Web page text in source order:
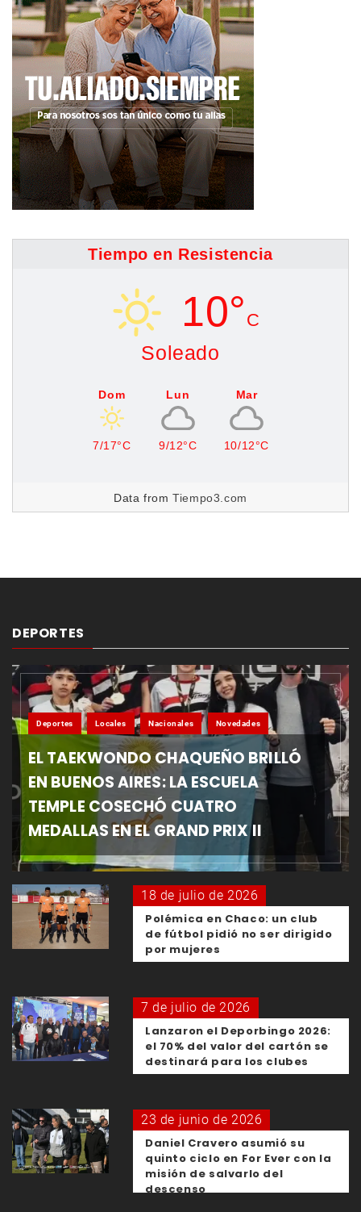
Tiempo en Resistencia
10° C
Soleado
Dom
7/17°C
Lun
9/12°C
Mar
10/12°C
Data fromTiempo3.com
DEPORTES
Deportes Locales Nacionales Novedades
EL TAEKWONDO CHAQUEÑO BRILLÓ
EN BUENOS AIRES: LA ESCUELA
TEMPLE COSECHÓ CUATRO
MEDALLAS EN EL GRAND PRIX II
18 de julio de 2026
Polémica en Chaco: un club
de fútbol pidió no ser dirigido
por mujeres
7 de julio de 2026
Lanzaron el Deporbingo 2026:
el 70% del valor del cartón se
destinará para los clubes
23 de junio de 2026
Daniel Cravero asumió su
quinto ciclo en For Ever con la
misión de salvarlo del
descenso